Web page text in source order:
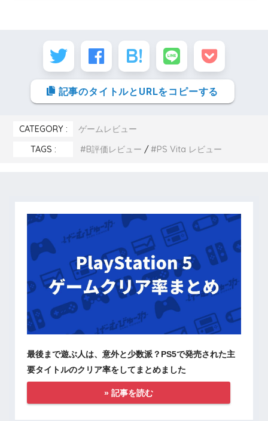
記事のタイトルとURLをコピーする
CATEGORY :
ゲームレビュー
TAGS :
B評価レビュー PS Vita レビュー
最後まで遊ぶ人は、意外と少数派？PS5で発売された主
要タイトルのクリア率をしてまとめました
» 記事を読む